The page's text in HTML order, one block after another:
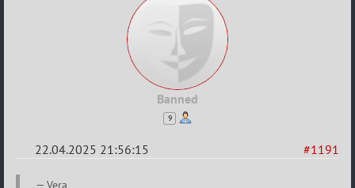
Banned
9
#1191
22.04.2025 21:56:15
Vera